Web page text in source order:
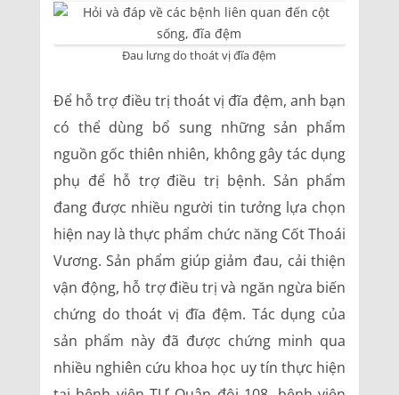
Đau lưng do thoát vị đĩa đệm
Để hỗ trợ điều trị thoát vị đĩa đệm, anh bạn
có thể dùng bổ sung những sản phẩm
nguồn gốc thiên nhiên, không gây tác dụng
phụ để hỗ trợ điều trị bệnh. Sản phẩm
đang được nhiều người tin tưởng lựa chọn
hiện nay là thực phẩm chức năng Cốt Thoái
Vương. Sản phẩm giúp giảm đau, cải thiện
vận động, hỗ trợ điều trị và ngăn ngừa biến
chứng do thoát vị đĩa đệm. Tác dụng của
sản phẩm này đã được chứng minh qua
nhiều nghiên cứu khoa học uy tín thực hiện